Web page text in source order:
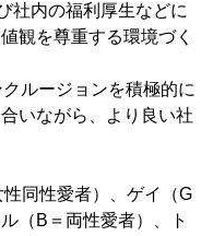
社内の福利厚生などに
観を尊重する環境づく
ルージョンを積極的に
いながら、より良い社
同性愛者）、ゲイ（G
（B＝両性愛者）、ト